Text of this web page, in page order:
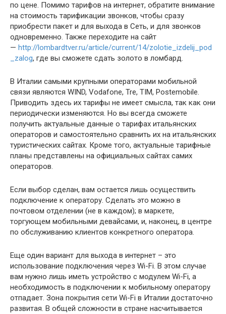
по цене. Помимо тарифов на интернет, обратите внимание
на стоимость тарификации звонков, чтобы сразу
приобрести пакет и для выхода в Сеть, и для звонков
одновременно. Также переходите на сайт
— http://lombardtver.ru/article/current/14/zolotie_izdelij_pod
_zalog, где вы сможете сдать золото в ломбард.
В Италии самыми крупными операторами мобильной
связи являются WIND, Vodafone, Tre, TIM, Postemobile.
Приводить здесь их тарифы не имеет смысла, так как они
периодически изменяются. Но вы всегда сможете
получить актуальные данные о тарифах итальянских
операторов и самостоятельно сравнить их на итальянских
туристических сайтах. Кроме того, актуальные тарифные
планы представлены на официальных сайтах самих
операторов.
Если выбор сделан, вам остается лишь осуществить
подключение к оператору. Сделать это можно в
почтовом отделении (не в каждом); в маркете,
торгующем мобильными девайсами, и, наконец, в центре
по обслуживанию клиентов конкретного оператора.
Еще один вариант для выхода в интернет – это
использование подключения через Wi-Fi. В этом случае
вам нужно лишь иметь устройство с модулем Wi-Fi, а
необходимость в подключении к мобильному оператору
отпадает. Зона покрытия сети Wi-Fi в Италии достаточно
развитая. В общей сложности в стране насчитывается